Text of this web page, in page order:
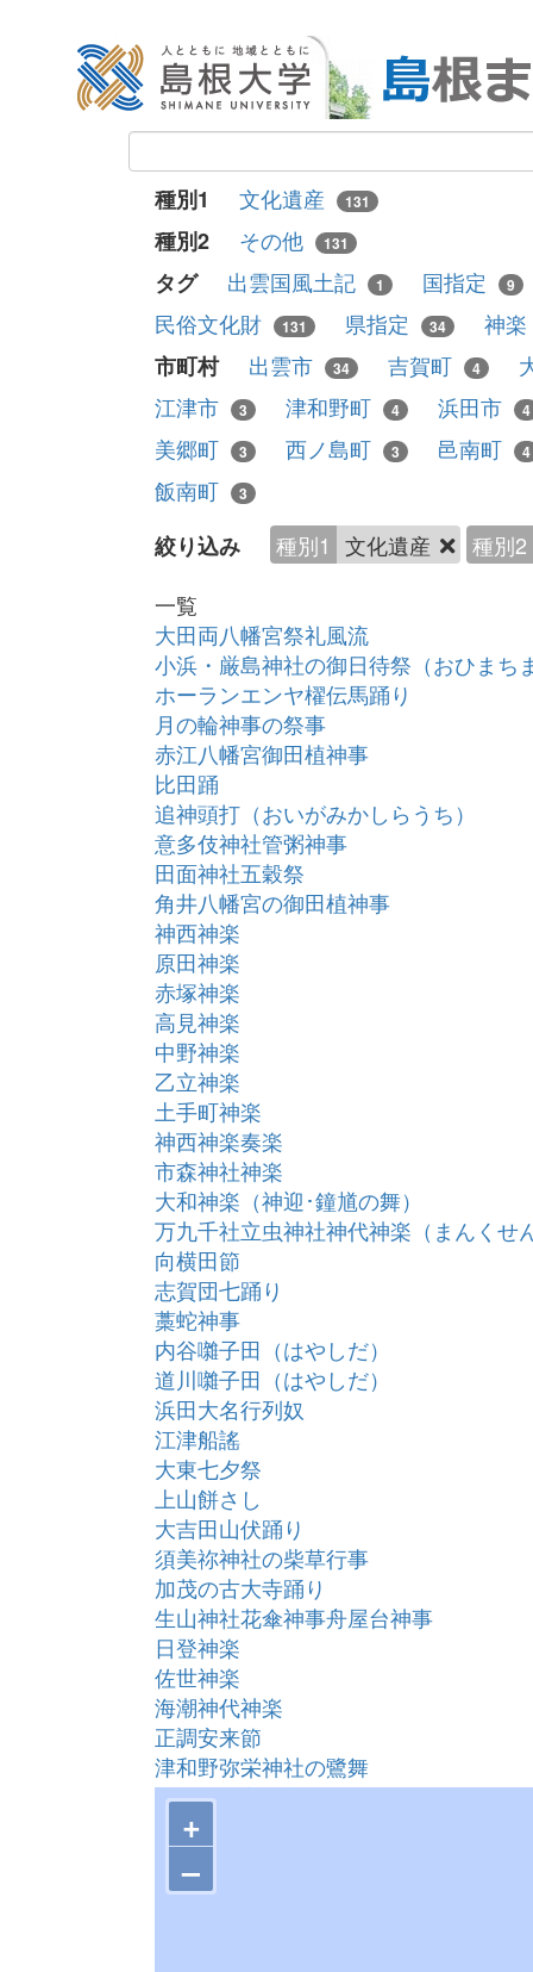
種別1 文化遺産 131
種別2 その他 131
タグ 出雲国風土記 1 国指定 9
民俗文化財 131 県指定 34
神楽
市町村
出雲市 34 吉賀町 4
江津市
3 津和野町 4 浜田市 4
美郷町 3 西ノ島町 3 邑南町 4
飯南町 3
絞り込み 種別1 文化遺産
種別2
一覧
大田両八幡宮祭礼風流
小浜・厳島神社の御日待祭（おひまち
ホーランエンヤ櫂伝馬踊り
月の輪神事の祭事
赤江八幡宮御田植神事
比田踊
追神頭打（おいがみかしらうち）
意多伎神社管粥神事
田面神社五穀祭
角井八幡宮の御田植神事
神西神楽
原田神楽
赤塚神楽
高見神楽
中野神楽
乙立神楽
土手町神楽
神西神楽奏楽
市森神社神楽
大和神楽（神迎･鐘馗の舞）
万九千社立虫神社神代神楽（まんくせ
向横田節
志賀団七踊り
藁蛇神事
内谷囃子田（はやしだ）
道川囃子田（はやしだ）
浜田大名行列奴
江津船謠
大東七夕祭
上山餅さし
大吉田山伏踊り
須美祢神社の柴草行事
加茂の古大寺踊り
生山神社花傘神事舟屋台神事
日登神楽
佐世神楽
海潮神代神楽
正調安来節
津和野弥栄神社の鷺舞
鷲原八幡宮の流鏑馬
種神楽舞二題
丸茂神楽
三谷神楽
+
–